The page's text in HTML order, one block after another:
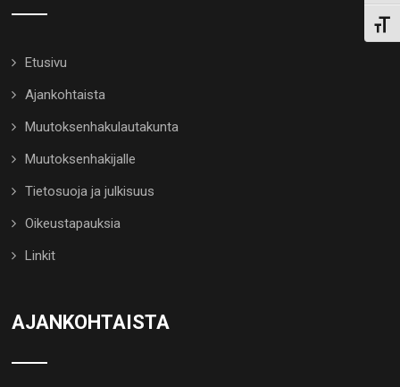
Etusivu
Ajankohtaista
Muutoksenhakulautakunta
Muutoksenhakijalle
Tietosuoja ja julkisuus
Oikeustapauksia
Linkit
AJANKOHTAISTA